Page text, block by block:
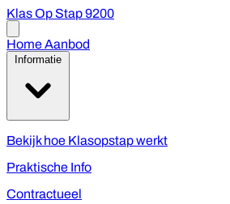
Klas Op Stap 9200
menu
HomeAanbod
Informatie
Bekijk hoe Klasopstap werkt
Praktische Info
Contractueel